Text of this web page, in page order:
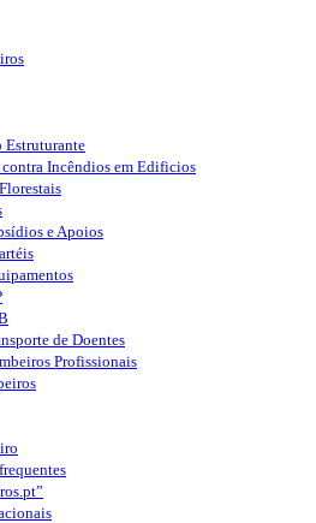
Estruturante
contra Incêndios em Edificios
e Apoios
de Doentes
Profissionais